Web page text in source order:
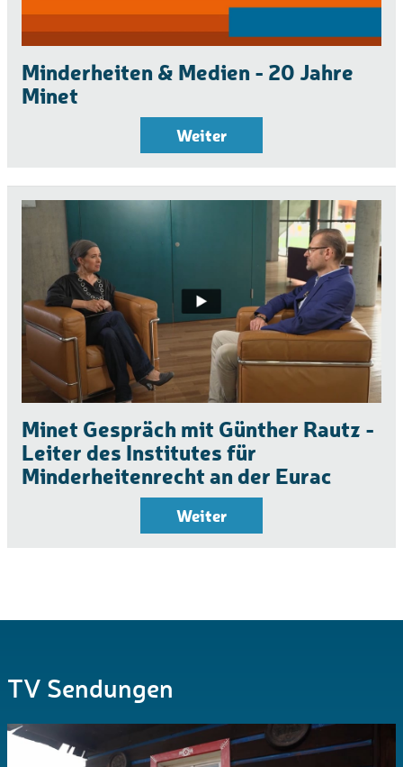
Minderheiten & Medien - 20 Jahre
Minet
Weiter
Minet Gespräch mit Günther Rautz -
Leiter des Institutes für
Minderheitenrecht an der Eurac
Weiter
TV Sendungen